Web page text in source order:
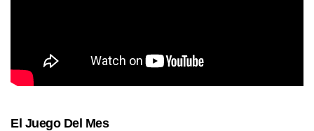
El Juego Del Mes